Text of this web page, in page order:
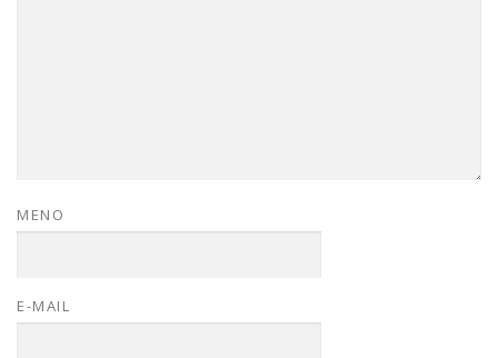
MENO
E-MAIL